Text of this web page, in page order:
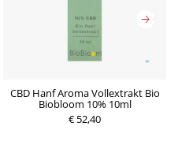
CBD Hanf Aroma Vollextrakt Bio
Biobloom 10% 10ml
€ 52,40